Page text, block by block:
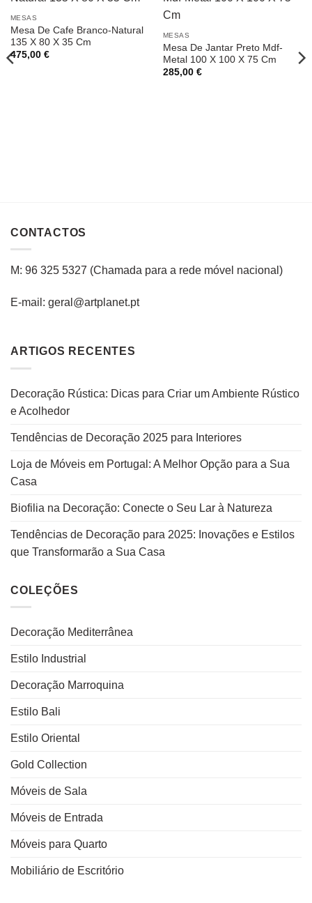
MESAS
Mesa De Cafe Branco-Natural
135 X 80 X 35 Cm
475,00 €
MESAS
Mesa De Jantar Preto Mdf-
Metal 100 X 100 X 75 Cm
285,00 €
CONTACTOS
M: 96 325 5327 (Chamada para a rede móvel nacional )
E-mail: geral@artplanet.pt
ARTIGOS RECENTES
Decoração Rústica: Dicas para Criar um Ambiente Rústico
e Acolhedor
Tendências de Decoração 2025 para Interiores
Loja de Móveis em Portugal: A Melhor Opção para a Sua
Casa
Biofilia na Decoração: Conecte o Seu Lar à Natureza
Tendências de Decoração para 2025: Inovações e Estilos
que Transformarão a Sua Casa
COLEÇÕES
Decoração Mediterrânea
Estilo Industrial
Decoração Marroquina
Estilo Bali
Estilo Oriental
Gold Collection
Móveis de Sala
Móveis de Entrada
Móveis para Quarto
Mobiliário de Escritório